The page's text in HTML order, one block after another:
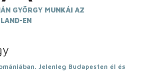
GYÖRGY MUNKÁI AZ
EN
Jelenleg Budapesten él és